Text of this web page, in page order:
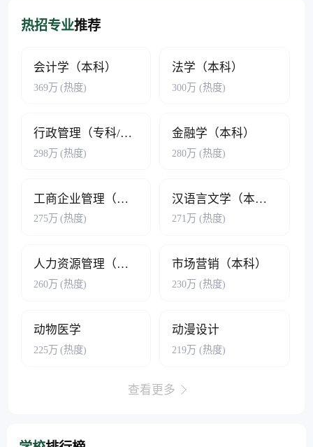
热招专业推荐
会计学（本科）
369万 (热度)
法学（本科）
300万 (热度)
行政管理（专科/本科）
298万 (热度)
金融学（本科）
280万 (热度)
工商企业管理（专科/本科）
275万 (热度)
汉语言文学（本科）
271万 (热度)
人力资源管理（本科）
260万 (热度)
市场营销（本科）
230万 (热度)
动物医学
225万 (热度)
动漫设计
219万 (热度)
查看更多